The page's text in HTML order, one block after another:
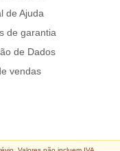
de Ajuda
de garantia
de Dados
vendas